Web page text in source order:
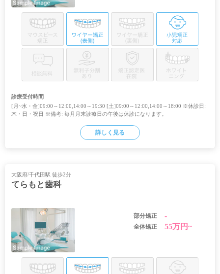
診療受付時間
[月~水・金]09:00～12:00,14:00～19:30 [土]09:00～12:00,14:00～18:00 ※休診日:
木・日・祝日 ※備考: 毎月月末診療日の午後は休診になります。
詳しく見る
大阪府/千代田駅 徒歩2分
てらもと歯科
部分矯正 -
全体矯正 55万円~